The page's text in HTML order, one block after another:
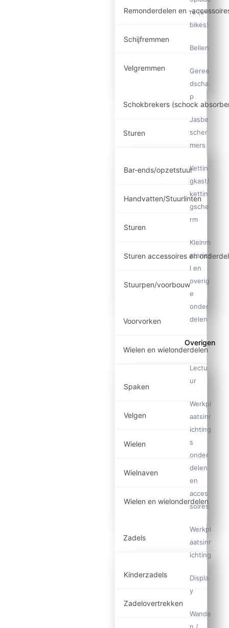
Remonderdelen en -
Schijfremmen
Velgremmen
Schokbrekers (schock
Sturen
Bar-ends/opzetstuur
Handvatten/Stuurlinten
Sturen
Sturen accessoires en
Stuurpen/voorbouw
Voorvorken
Wielen en wielonderdelen
Spaken
Velgen
Wielen
Wielnaven
Wielen en wielonderdelen
Zadels
Kinderzadels
Zadelovertrekken
rs (e-
bikes)
Bellen
Geree
dscha
p
Jasbe
scher
mers
Kettin
gkast/
kettin
gsche
rm
Kleinm
ateriaa
l en
overig
e
onder
delen
Overigen
Lectu
ur
Werkpl
aatsinr
ichting
s
onder
delen
en
acces
soires
Werkpl
aatsinr
ichting
Displa
y
Wande